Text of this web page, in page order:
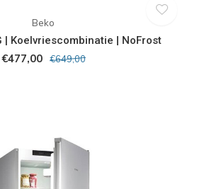
Beko
| Koelvriescombinatie | NoFrost
€477,00 €649,00